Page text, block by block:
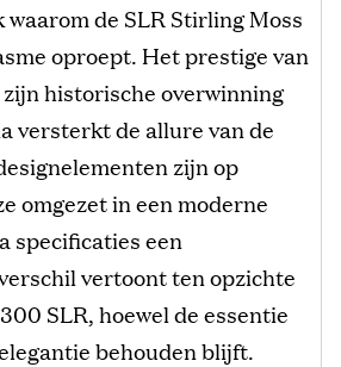
de SLR Stirling Moss
oproept. Het prestige van
historische overwinning
versterkt de allure van de
zijn op
omgezet in een moderne
specificaties een
vertoont ten opzichte
SLR, hoewel de essentie
behouden blijft.